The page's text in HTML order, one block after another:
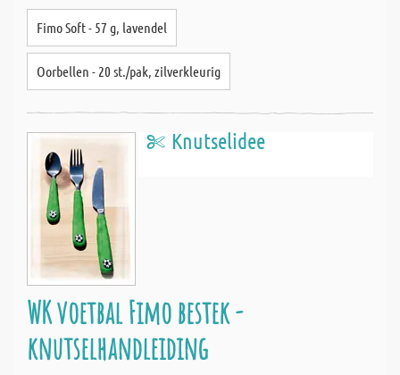
Fimo Soft - 57 g, lavendel
Oorbellen - 20 st./pak, zilverkleurig
Knutselidee
WK voetbal Fimo bestek -
knutselhandleiding